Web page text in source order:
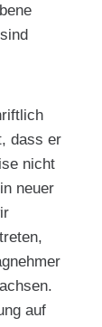
dass er
nicht
neuer
auf